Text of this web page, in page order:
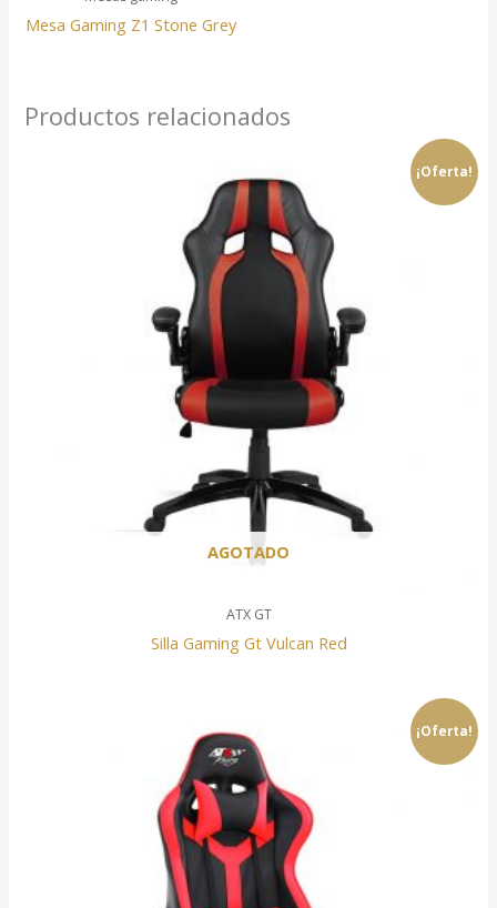
Mesa Gaming Z1 Stone Grey
Productos relacionados
¡Oferta!
AGOTADO
ATX GT
Silla Gaming Gt Vulcan Red
¡Oferta!